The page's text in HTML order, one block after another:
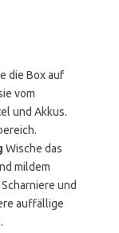
die Box auf
vom
und Akkus.
Wische das
mildem
und
auffällige